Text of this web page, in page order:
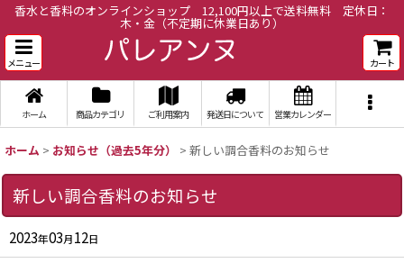
香水と香料のオンラインショップ 12,100円以上で送料無料 定休日：
木・金（不定期に休業日あり）
メニュー カート
ホーム 商品カテゴリ ご利用案内 発送日について 営業カレンダー
ホーム > お知らせ（過去5年分） > 新しい調合香料のお知らせ
新しい調合香料のお知らせ
2023年03月12日